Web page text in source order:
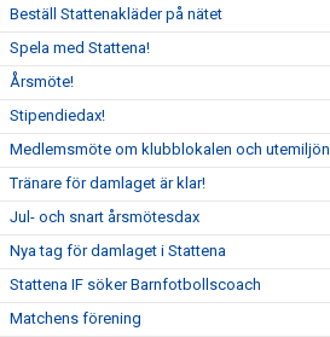
Beställ Stattenakläder på nätet
Spela med Stattena!
Årsmöte!
Stipendiedax!
Medlemsmöte om klubblokalen och utemiljön
Tränare för damlaget är klar!
Jul- och snart årsmötesdax
Nya tag för damlaget i Stattena
Stattena IF söker Barnfotbollscoach
Matchens förening